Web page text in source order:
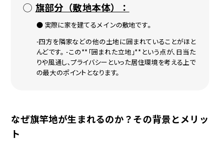
旗部分（敷地本体）：
実際に家を建てるメインの敷地です。
-四方を隣家などの他の土地に囲まれていることがほと
んどです。 -この**「囲まれた立地」**という点が、日当た
りや風通し、プライバシーといった居住環境を考える上で
の最大のポイントとなります。
なぜ旗竿地が生まれるのか？その背景とメリッ
ト